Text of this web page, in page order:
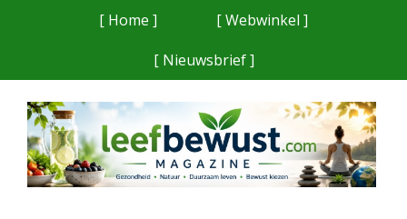
[ Home ]
[ Webwinkel ]
[ Nieuwsbrief ]